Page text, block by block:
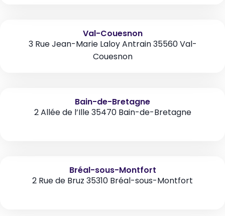
Val-Couesnon
3 Rue Jean-Marie Laloy Antrain 35560 Val-
Couesnon
Bain-de-Bretagne
2 Allée de l’Ille 35470 Bain-de-Bretagne
Bréal-sous-Montfort
2 Rue de Bruz 35310 Bréal-sous-Montfort